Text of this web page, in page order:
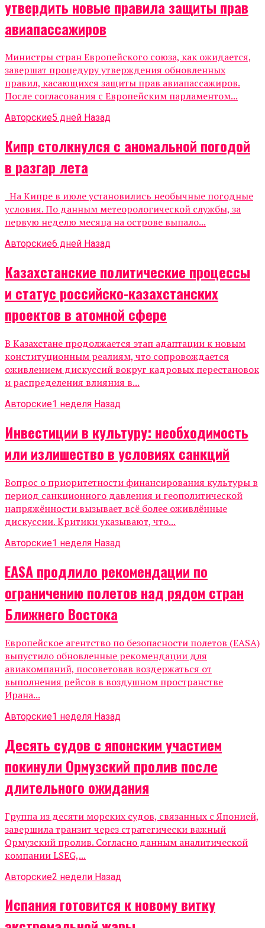
утвердить новые правила защиты прав
авиапассажиров
Министры стран Европейского союза, как ожидается,
завершат процедуру утверждения обновленных
правил, касающихся защиты прав авиапассажиров.
После согласования с Европейским парламентом...
Авторские5 дней Назад
Кипр столкнулся с аномальной погодой
в разгар лета
На Кипре в июле установились необычные погодные
условия. По данным метеорологической службы, за
первую неделю месяца на острове выпало...
Авторские6 дней Назад
Казахстанские политические процессы
и статус российско-казахстанских
проектов в атомной сфере
В Казахстане продолжается этап адаптации к новым
конституционным реалиям, что сопровождается
оживлением дискуссий вокруг кадровых перестановок
и распределения влияния в...
Авторские1 неделя Назад
Инвестиции в культуру: необходимость
или излишество в условиях санкций
Вопрос о приоритетности финансирования культуры в
период санкционного давления и геополитической
напряжённости вызывает всё более оживлённые
дискуссии. Критики указывают, что...
Авторские1 неделя Назад
EASA продлило рекомендации по
ограничению полетов над рядом стран
Ближнего Востока
Европейское агентство по безопасности полетов (EASA)
выпустило обновленные рекомендации для
авиакомпаний, посоветовав воздержаться от
выполнения рейсов в воздушном пространстве
Ирана...
Авторские1 неделя Назад
Десять судов с японским участием
покинули Ормузский пролив после
длительного ожидания
Группа из десяти морских судов, связанных с Японией,
завершила транзит через стратегически важный
Ормузский пролив. Согласно данным аналитической
компании LSEG,...
Авторские2 недели Назад
Испания готовится к новому витку